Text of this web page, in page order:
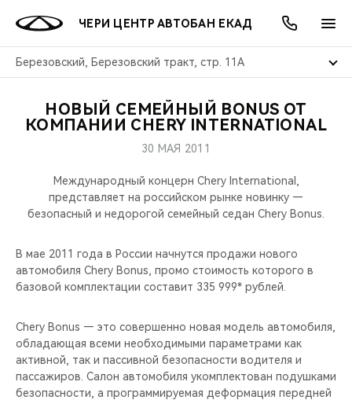
ЧЕРИ ЦЕНТР АВТОБАН ЕКАД
Березовский, Березовский тракт, стр. 11А
МОДЕЛИ
КРОССОВЕРЫ
СЕДАНЫ
ПОКУПАТЕЛЯМ
КРЕДИТ И СТРАХОВАНИЕ
ВЛАДЕЛЬЦАМ
ЗАПЧАСТИ И АКСЕССУАРЫ
CHERY CONNECT
МИР CHERY
О БРЕНДЕ
ЛЮДИ CHERY
CHERY REMOTE
CHERY И СПОРТ
АКЦИИ
ОНЛАЙН СЕРВИСЫ
КРЕДИТ
О КОМПАНИИ
МЫ В СОЦСЕТЯХ
НОВЫЙ СЕМЕЙНЫЙ BONUS ОТ
КОМПАНИИ CHERY INTERNATIONAL
30 МАЯ 2011
Международный концерн Chery International,
представляет на российском рынке новинку —
безопасный и недорогой семейный седан Chery Bonus.
В мае 2011 года в России начнутся продажи нового
автомобиля Chery Bonus, промо стоимость которого в
базовой комплектации составит 335 999* рублей.
Chery Bonus — это совершенно новая модель автомобиля,
обладающая всеми необходимыми параметрами как
активной, так и пассивной безопасности водителя и
пассажиров. Салон автомобиля укомплектован подушками
безопасности, а программируемая деформация передней